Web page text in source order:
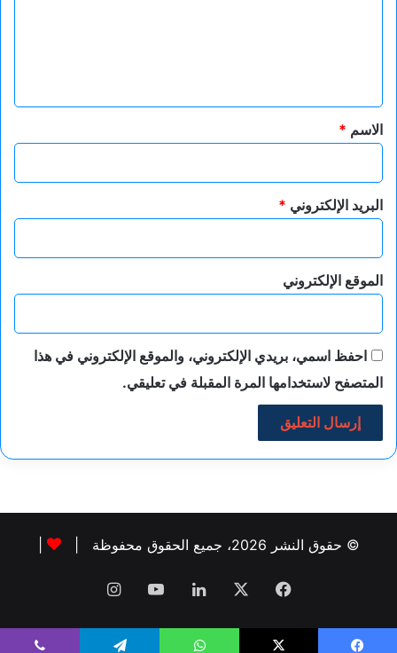
*
الاسم *
البريد الإلكتروني *
الموقع الإلكتروني
احفظ اسمي، بريدي الإلكتروني، والموقع الإلكتروني في هذا
المتصفح لاستخدامها المرة المقبلة في تعليقي.
© حقوق النشر 2026، جميع الحقوق محفوظة |
فيسبوك لينكدإن‫YouTubeانستقرام